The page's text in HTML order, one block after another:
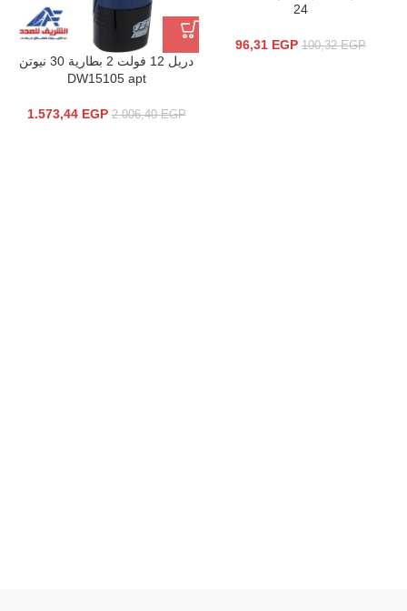
24
100,32EGP
96,31 EGP
دريل 12 فولت 2 بطارية 30 نيوتن
DW15105 apt
2.006,40EGP
1.573,44 EGP